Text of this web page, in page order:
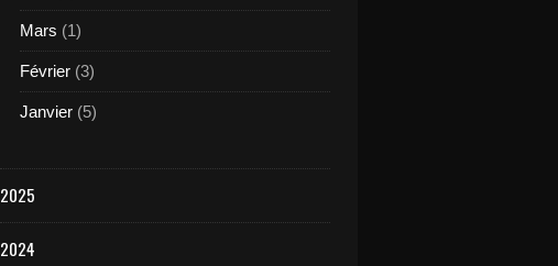
Mars (1)
Février (3)
Janvier (5)
2025
2024